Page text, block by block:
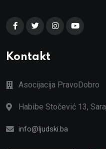
Kontakt
Asocijacija PravoDobro
Habibe Stočević 13,
info@ljudski.ba